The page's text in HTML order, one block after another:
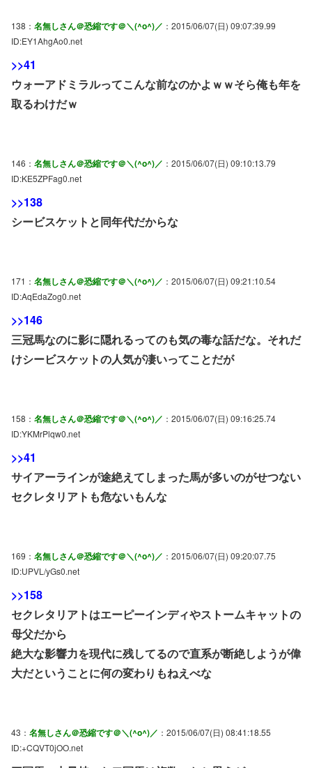
138： 名無しさん＠恐縮です＠＼(^o^)／ ：2015/06/07(日) 09:07:39.99
ID:EY1AhgAo0.net
>>41
ウォーアドミラルってこんな前なのかよｗｗそら俺も年を
取るわけだｗ
146： 名無しさん＠恐縮です＠＼(^o^)／ ：2015/06/07(日) 09:10:13.79
ID:KE5ZPFag0.net
>>138
シービスケットと同年代だからな
171： 名無しさん＠恐縮です＠＼(^o^)／ ：2015/06/07(日) 09:21:10.54
ID:AqEdaZog0.net
>>146
三冠馬なのに影に隠れるってのも気の毒な話だな。それだ
けシービスケットの人気が凄いってことだが
158： 名無しさん＠恐縮です＠＼(^o^)／ ：2015/06/07(日) 09:16:25.74
ID:YKMrPlqw0.net
>>41
サイアーラインが途絶えてしまった馬が多いのがせつない
セクレタリアトも危ないもんな
169： 名無しさん＠恐縮です＠＼(^o^)／ ：2015/06/07(日) 09:20:07.75
ID:UPVL/yGs0.net
>>158
セクレタリアトはエーピーインディやストームキャットの
母父だから
絶大な影響力を現代に残してるので直系が断絶しようが偉
大だということに何の変わりもねえべな
43： 名無しさん＠恐縮です＠＼(^o^)／ ：2015/06/07(日) 08:41:18.55
ID:+CQVT0jOO.net